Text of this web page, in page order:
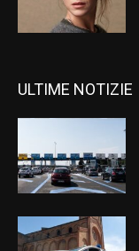
ULTIME NOTIZIE